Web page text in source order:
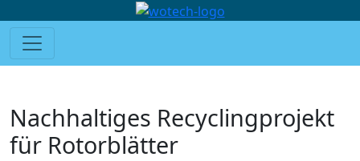
Nachhaltiges Recyclingprojekt
für Rotorblätter